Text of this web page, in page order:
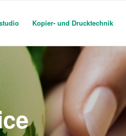
Kopier- und Drucktechnik